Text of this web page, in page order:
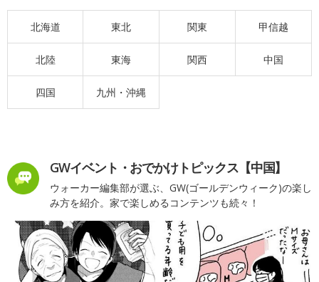
北海道 東北 関東 甲信越
北陸 東海 関西 中国
四国 九州・沖縄
GWイベント・おでかけトピックス【中国】
ウォーカー編集部が選ぶ、GW(ゴールデンウィーク)の楽し
み方を紹介。家で楽しめるコンテンツも続々！